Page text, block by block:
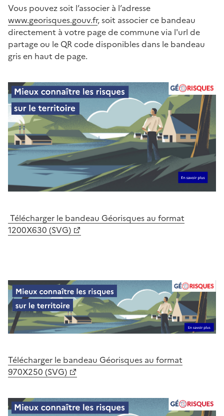
Vous pouvez soit l’associer à l’adresse
www.georisques.gouv.fr, soit associer ce bandeau
directement à votre page de commune via l'url de
partage ou le QR code disponibles dans le bandeau
gris en haut de page.
Télécharger le bandeau Géorisques au format
1200X630 (SVG)
Télécharger le bandeau Géorisques au format
970X250 (SVG)